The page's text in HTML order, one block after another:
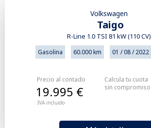
Volkswagen
Taigo
R-Line 1.0 TSI 81 kW (110 CV)
Gasolina 60.000 km 01 / 08 / 2022
Precio al contado
IVA incluido
19.995 €
Calcula tu cuota
sin compromiso